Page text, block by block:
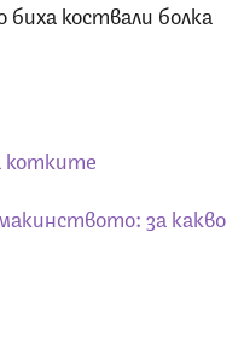
коствали болка
котките
за какво